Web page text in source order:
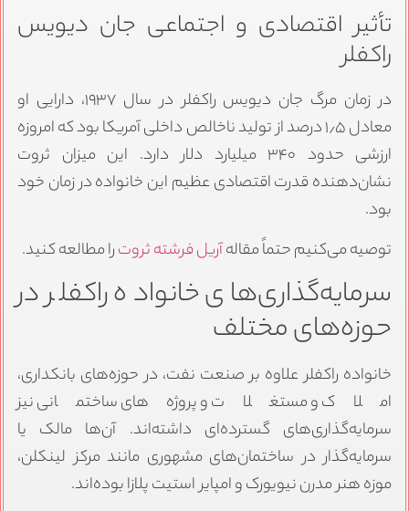
تأثیر اقتصادی و اجتماعی جان دیویس
راکفلر
در زمان مرگ جان دیویس راکفلر در سال ۱۹۳۷، دارایی او
معادل ۱٫۵ درصد از تولید ناخالص داخلی آمریکا بود که امروزه
ارزشی حدود ۳۴۰ میلیارد دلار دارد. این میزان ثروت
نشان‌دهنده قدرت اقتصادی عظیم این خانواده در زمان خود
بود.
توصیه می‌کنیم حتماً مقالهآریل فرشته ثروترا مطالعه کنید.
سرمایه‌گذاری‌های خانواده راکفلر در
حوزه‌های مختلف
خانواده راکفلر علاوه بر صنعت نفت، در حوزه‌های بانکداری،
املاک و مستغلات و پروژه‌های ساختمانی نیز
سرمایه‌گذاری‌های گسترده‌ای داشته‌اند. آن‌ها مالک یا
سرمایه‌گذار در ساختمان‌های مشهوری مانند مرکز لینکلن،
موزه هنر مدرن نیویورک و امپایر استیت پلازا بوده‌اند.